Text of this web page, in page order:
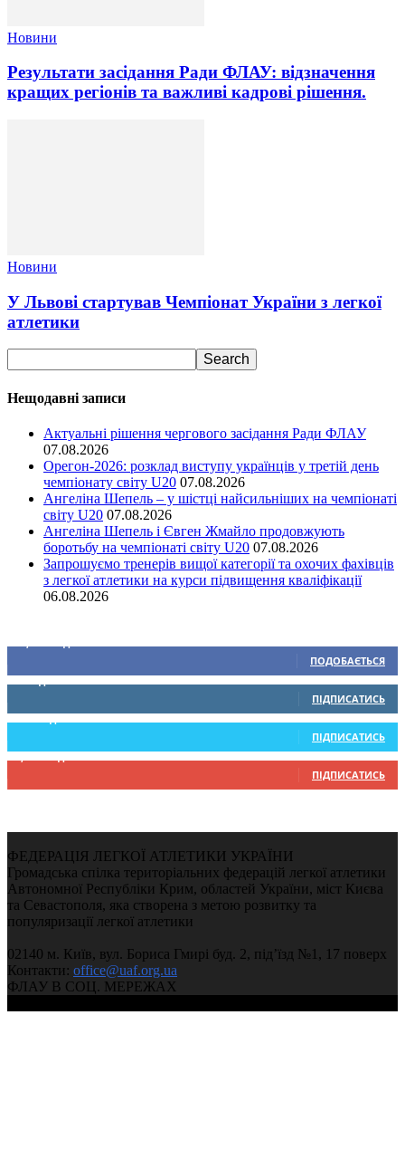
Новини
Результати засідання Ради ФЛАУ: відзначення
кращих регіонів та важливі кадрові рішення.
Новини
У Львові стартував Чемпіонат України з легкої
атлетики
Нещодавні записи
Актуальні рішення чергового засідання Ради ФЛАУ
07.08.2026
Орегон-2026: розклад виступу українців у третій день
чемпіонату світу U20 07.08.2026
Ангеліна Шепель – у шістці найсильніших на чемпіонаті
світу U20 07.08.2026
Ангеліна Шепель і Євген Жмайло продовжують
боротьбу на чемпіонаті світу U20 07.08.2026
Запрошуємо тренерів вищої категорії та охочих фахівців
з легкої атлетики на курси підвищення кваліфікації
06.08.2026
ПОДОБАЄТЬСЯ
0 Підписників
ПІДПИСАТИСЬ
234 Підписників
ПІДПИСАТИСЬ
9,370 Підписників
ПІДПИСАТИСЬ
ФЕДЕРАЦІЯ ЛЕГКОЇ АТЛЕТИКИ УКРАЇНИ
Громадська спілка територіальних федерацій легкої атлетики
Автономної Республіки Крим, областей України, міст Києва
та Севастополя, яка створена з метою розвитку та
популяризації легкої атлетики
02140 м. Київ, вул. Бориса Гмирі буд. 2, під’їзд №1, 17 поверх
Контакти: office@uaf.org.ua
ФЛАУ В СОЦ. МЕРЕЖАХ